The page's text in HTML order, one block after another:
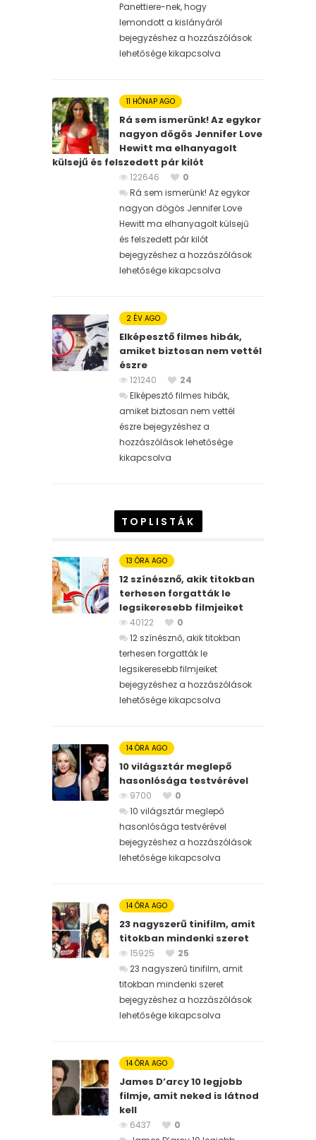
Panettiere-nek, hogy
lemondott a kislányáról
bejegyzéshez a hozzászólások
lehetősége kikapcsolva
11 HÓNAP AGO
Rá sem ismerünk! Az egykor
nagyon dögös Jennifer Love
Hewitt ma elhanyagolt
külsejű és felszedett pár kilót
122646
0
Rá sem ismerünk! Az egykor
nagyon dögös Jennifer Love
Hewitt ma elhanyagolt külsejű
és felszedett pár kilót
bejegyzéshez a hozzászólások
lehetősége kikapcsolva
2 ÉV AGO
Elképesztő filmes hibák,
amiket biztosan nem vettél
észre
121240
24
Elképesztő filmes hibák,
amiket biztosan nem vettél
észre bejegyzéshez a
hozzászólások lehetősége
kikapcsolva
TOPLISTÁK
13 ÓRA AGO
12 színésznő, akik titokban
terhesen forgatták le
legsikeresebb filmjeiket
40122
0
12 színésznő, akik titokban
terhesen forgatták le
legsikeresebb filmjeiket
bejegyzéshez a hozzászólások
lehetősége kikapcsolva
14 ÓRA AGO
10 világsztár meglepő
hasonlósága testvérével
9700
0
10 világsztár meglepő
hasonlósága testvérével
bejegyzéshez a hozzászólások
lehetősége kikapcsolva
14 ÓRA AGO
23 nagyszerű tinifilm, amit
titokban mindenki szeret
15925
25
23 nagyszerű tinifilm, amit
titokban mindenki szeret
bejegyzéshez a hozzászólások
lehetősége kikapcsolva
14 ÓRA AGO
James D’arcy 10 legjobb
filmje, amit neked is látnod
kell
6437
0